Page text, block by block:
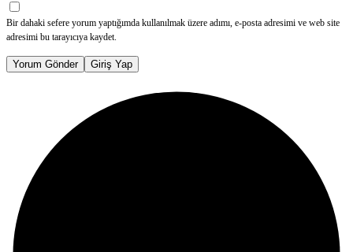
Bir dahaki sefere yorum yaptığımda kullanılmak üzere adımı, e-posta adresimi ve web site
adresimi bu tarayıcıya kaydet.
Yorum Gönder Giriş Yap